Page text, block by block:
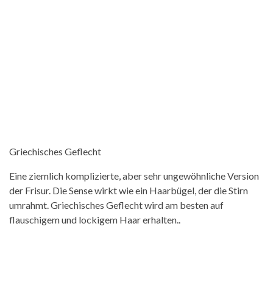
Griechisches Geflecht
Eine ziemlich komplizierte, aber sehr ungewöhnliche Version
der Frisur. Die Sense wirkt wie ein Haarbügel, der die Stirn
umrahmt. Griechisches Geflecht wird am besten auf
flauschigem und lockigem Haar erhalten..